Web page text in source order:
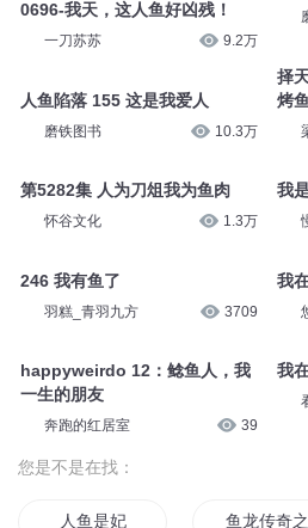
0696-我天，这人鱼好凶残！
一刀苏苏 9.2万
人鱼陷落 155 这是我爱人
磨铁图书 10.3万
第5282集 人为刀俎我为鱼肉
怀谷文化 1.3万
246 我有鱼了
羽糕_青羽九方 3709
happyweirdo 12：鲶鱼人，我
一生的朋友
奔跑的红居室 39
择
烤鱼
我
我
我
您是不是在找：
人鱼是妃 鱼龙传奇之